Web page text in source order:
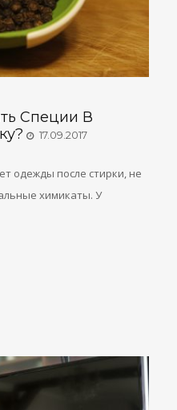
Специи В
17.09.2017
одежды после стирки, не
химикаты. У